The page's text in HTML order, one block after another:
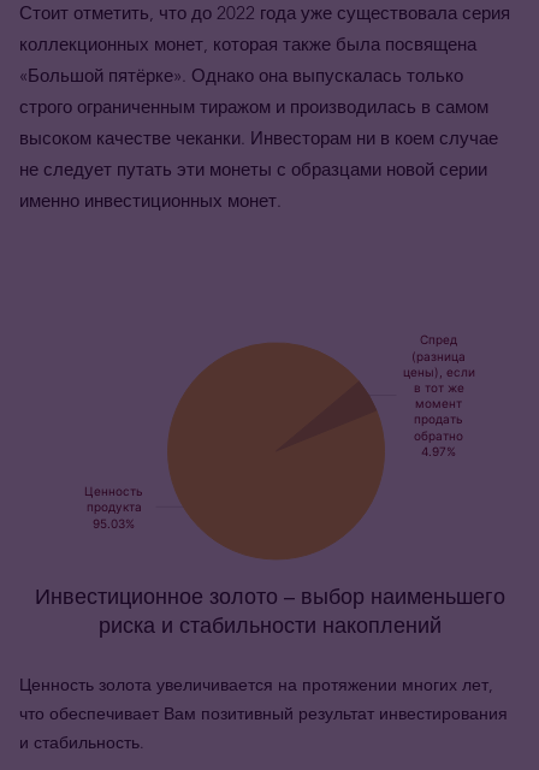
Стоит отметить, что до 2022 года уже существовала серия
коллекционных монет, которая также была посвящена
«Большой пятёрке». Однако она выпускалась только
строго ограниченным тиражом и производилась в самом
высоком качестве чеканки. Инвесторам ни в коем случае
не следует путать эти монеты с образцами новой серии
именно инвестиционных монет.
Инвестиционное золото – выбор наименьшего
риска и стабильности накоплений
Ценность золота увеличивается на протяжении многих лет,
что обеспечивает Вам позитивный результат инвестирования
и стабильность.